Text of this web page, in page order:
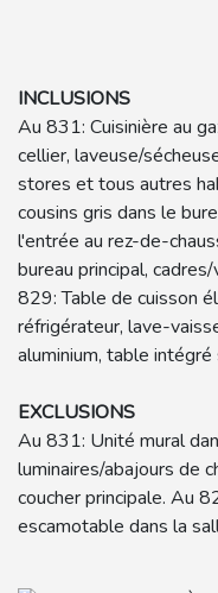
INCLUSIONS
Au 831: Cuisinière au
cellier, laveuse/
stores et tous autres
cousins gris dans le
l'entrée au rez-de-
bureau principal,
829: Table de cuisson
réfrigérateur, lave-
aluminium, table
EXCLUSIONS
Au 831: Unité mural
luminaires/abajours de
coucher principale. Au
escamotable dans la